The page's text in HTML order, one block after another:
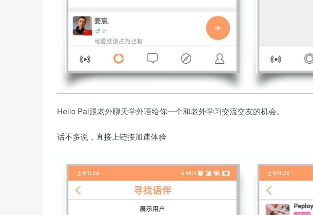
Hello Pal跟老外聊天学外语给你一个和老外学习交流交友的机会。
话不多说，直接上链接加速体验